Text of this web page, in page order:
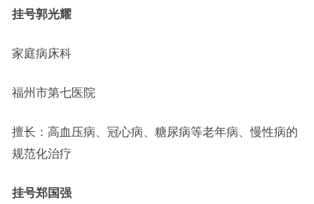
挂号郭光耀
家庭病床科
福州市第七医院
擅长：高血压病、冠心病、糖尿病等老年病、慢性病的
规范化治疗
挂号郑国强